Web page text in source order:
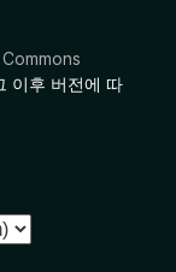
Commons
이후 버전에 따